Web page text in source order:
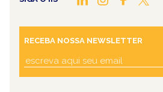
RECEBA NOSSA NEWSLETTER